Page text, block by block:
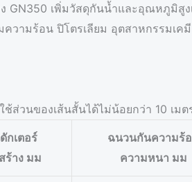
เพิ่มวัสดุกันน้ำและอุณหภูมิสู
วามร้อน ปิโตรเลียม อุตสาหกรรมเ
ช้ส่วนของเส้นสั้นได้ไม่น้อยกว่า 10
กเตอร์
ร้าง มม
ฉนวนกันความร้
ความหนา มม